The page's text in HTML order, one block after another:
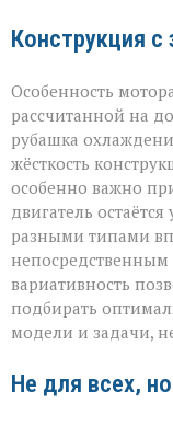
Конструкция с
Особенность
рассчитанной на
рубашка
жёсткость
особенно важно
двигатель
разными типами
вариативность
подбирать
модели и задачи,
Не для всех,